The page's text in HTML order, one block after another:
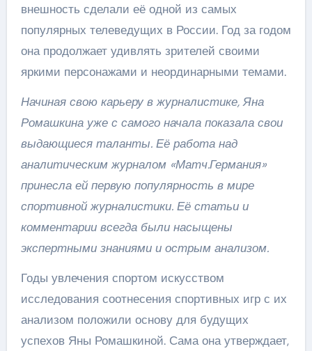
внешность сделали её одной из самых
популярных телеведущих в России. Год за годом
она продолжает удивлять зрителей своими
яркими персонажами и неординарными темами.
Начиная свою карьеру в журналистике, Яна
Ромашкина уже с самого начала показала свои
выдающиеся таланты. Её работа над
аналитическим журналом «Матч.Германия»
принесла ей первую популярность в мире
спортивной журналистики. Её статьи и
комментарии всегда были насыщены
экспертными знаниями и острым анализом.
Годы увлечения спортом искусством
исследования соотнесения спортивных игр с их
анализом положили основу для будущих
успехов Яны Ромашкиной. Сама она утверждает,